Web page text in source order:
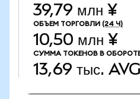
39,79 млн ¥
ОБЪЕМ ТОРГОВЛИ (24 Ч)
10,50 млн ¥
СУММА ТОКЕНОВ В
13,69 тыс.